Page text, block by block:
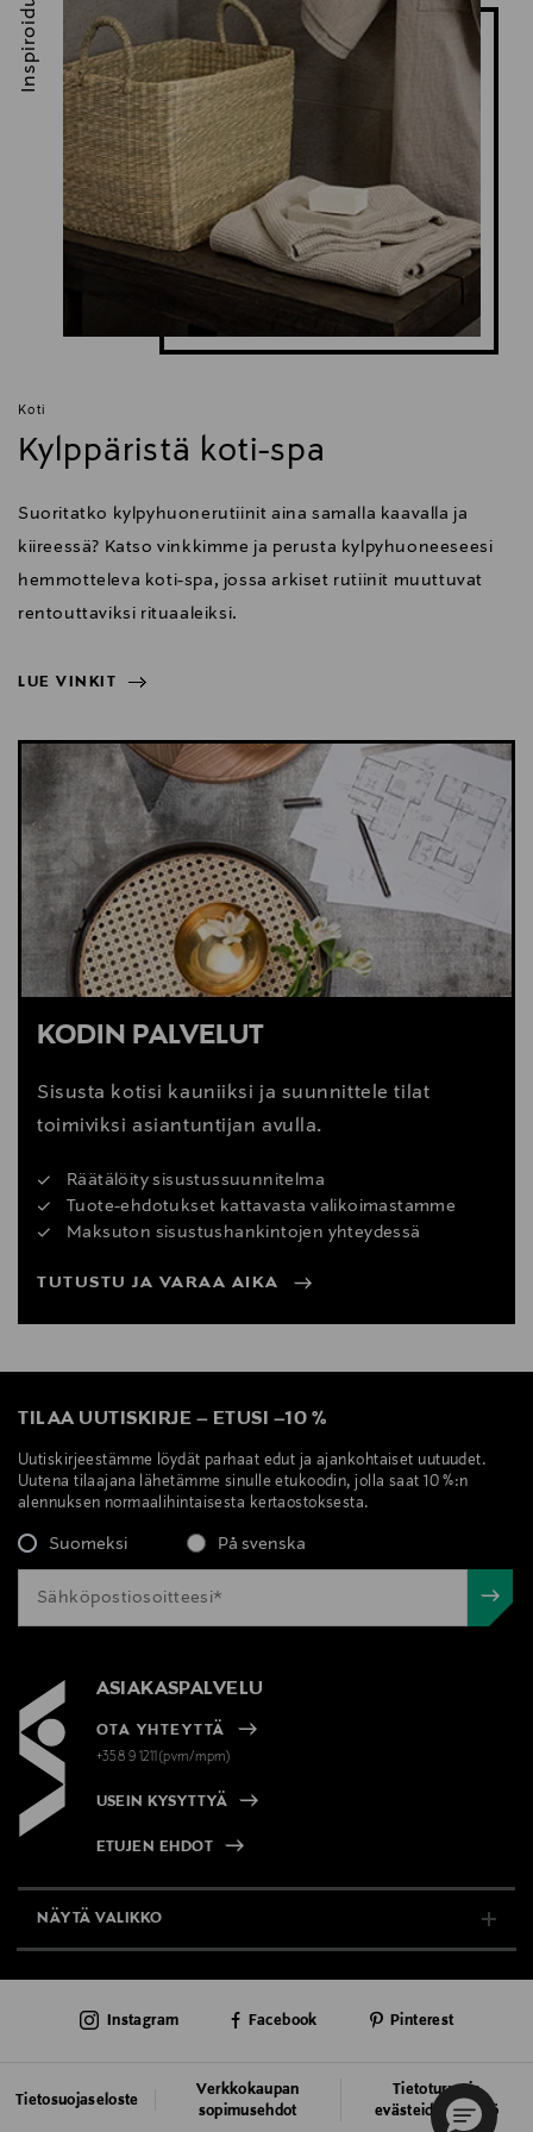
Koti
Kylppäristä koti-spa
Suoritatko kylpyhuonerutiinit aina samalla kaavalla ja
kiireessä? Katso vinkkimme ja perusta kylpyhuoneeseesi
hemmotteleva koti-spa, jossa arkiset rutiinit muuttuvat
rentouttaviksi rituaaleiksi.
LUE VINKIT
Inspiroidu
LUE VINKIT
KODIN PALVELUT
Sisusta kotisi kauniiksi ja suunnittele tilat
toimiviksi asiantuntijan avulla.
Räätälöity sisustussuunnitelma
Tuote-ehdotukset kattavasta valikoimastamme
Maksuton sisustushankintojen yhteydessä
TUTUSTU JA VARAA AIKA
TILAA UUTISKIRJE – ETUSI –10 %
Uutiskirjeestämme löydät parhaat edut ja ajankohtaiset uutuudet.
Uutena tilaajana lähetämme sinulle etukoodin, jolla saat 10 %:n
alennuksen normaalihintaisesta kertaostoksesta.
Suomeksi På svenska
ASIAKASPALVELU
OTA YHTEYTTÄ
+358 9 1211(pvm/mpm)
USEIN KYSYTTYÄ
ETUJEN EHDOT
NÄYTÄ VALIKKO
AJANKOHTAISTA
Tietosuojaseloste
Verkkokaupan
sopimusehdot
Tietoturva ja
evästeiden käyttö
Instagram Facebook Pinterest